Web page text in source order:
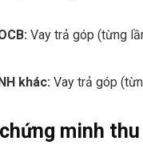
Vay trả góp (từng
khác: Vay trả góp
minh